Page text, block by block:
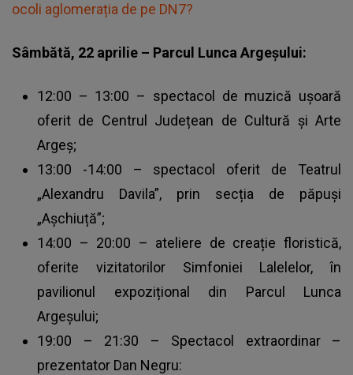
ocoli aglomerația de pe DN7?
Sâmbătă, 22 aprilie – Parcul Lunca Argeșului:
12:00 – 13:00 – spectacol de muzică ușoară
oferit de Centrul Județean de Cultură și Arte
Argeș;
13:00 -14:00 – spectacol oferit de Teatrul
„Alexandru Davila”, prin secția de păpuși
„Așchiuță”;
14:00 – 20:00 – ateliere de creație floristică,
oferite vizitatorilor Simfoniei Lalelelor, în
pavilionul expozițional din Parcul Lunca
Argeșului;
19:00 – 21:30 – Spectacol extraordinar –
prezentator Dan Negru: